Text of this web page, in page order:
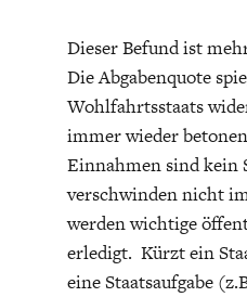
Dieser Befund ist
Die Abgabenquote
Wohlfahrtsstaats
immer wieder
Einnahmen sind kein
verschwinden nicht
werden wichtige
erledigt. Kürzt ein
eine Staatsaufgabe